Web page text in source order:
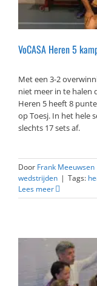
VoCASA Heren 5
Met een 3-2
niet meer in te halen
Heren 5 heeft 8
op Toesj. In het hele
slechts 17 sets af.
Door Frank Meeuwsen
wedstrijden | Tags:
Lees meer